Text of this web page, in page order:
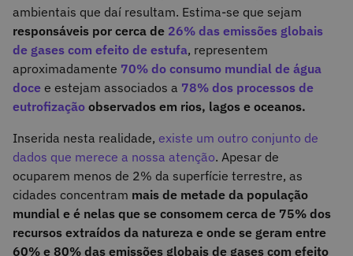
ambientais que daí resultam. Estima-se que sejam
responsáveis por cerca de 26% das emissões globais
de gases com efeito de estufa, representem
aproximadamente 70% do consumo mundial de água
doce e estejam associados a 78% dos processos de
eutrofização observados em rios, lagos e oceanos.
Inserida nesta realidade, existe um outro conjunto de
dados que merece a nossa atenção. Apesar de
ocuparem menos de 2% da superfície terrestre, as
cidades concentram mais de metade da população
mundial e é nelas que se consomem cerca de 75% dos
recursos extraídos da natureza e onde se geram entre
60% e 80% das emissões globais de gases com efeito